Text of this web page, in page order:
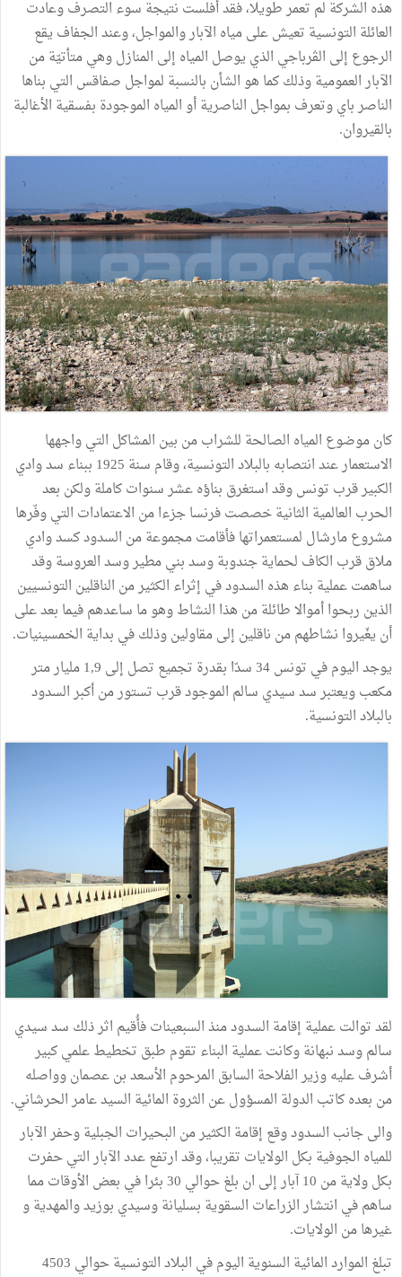
هذه الشركة لم تعمر طويلا، فقد أفلست نتيجة سوء التصرف وعادت
العائلة التونسية تعيش على مياه الآبار والمواجل، وعند الجفاف يقع
الرجوع إلى الڤرباجي الذي يوصل المياه إلى المنازل وهي متأتيّة من
الآبار العمومية وذلك كما هو الشأن بالنسبة لمواجل صفاقس التي بناها
الناصر باي وتعرف بمواجل الناصرية أو المياه الموجودة بفسقية الأغالبة
بالقيروان.
كان موضوع المياه الصالحة للشراب من بين المشاكل التي واجهها
الاستعمار عند انتصابه بالبلاد التونسية، وقام سنة 1925 ببناء سد وادي
الكبير قرب تونس وقد استغرق بناؤه عشر سنوات كاملة ولكن بعد
الحرب العالمية الثانية خصصت فرنسا جزءا من الاعتمادات التي وفّرها
مشروع مارشال لمستعمراتها فأقامت مجموعة من السدود كسد وادي
ملاق قرب الكاف لحماية جندوبة وسد بني مطير وسد العروسة وقد
ساهمت عملية بناء هذه السدود في إثراء الكثير من الناقلين التونسيين
الذين ربحوا أموالا طائلة من هذا النشاط وهو ما ساعدهم فيما بعد على
أن يغّيروا نشاطهم من ناقلين إلى مقاولين وذلك في بداية الخمسينيات.
يوجد اليوم في تونس 34 سدّا بقدرة تجميع تصل إلى 1,9 مليار متر
مكعب ويعتبر سد سيدي سالم الموجود قرب تستور من أكبر السدود
بالبلاد التونسية.
لقد توالت عملية إقامة السدود منذ السبعينات فأُقيم اثر ذلك سد سيدي
سالم وسد نبهانة وكانت عملية البناء تقوم طبق تخطيط علمي كبير
أشرف عليه وزير الفلاحة السابق المرحوم الأسعد بن عصمان وواصله
من بعده كاتب الدولة المسؤول عن الثروة المائية السيد عامر الحرشاني.
والى جانب السدود وقع إقامة الكثير من البحيرات الجبلية وحفر الآبار
للمياه الجوفية بكل الولايات تقريبا، وقد ارتفع عدد الآبار التي حفرت
بكل ولاية من 10 آبار إلى ان بلغ حوالي 30 بئرا في بعض الأوقات مما
ساهم في انتشار الزراعات السقوية بسليانة وسيدي بوزيد والمهدية و
غيرها من الولايات.
تبلغ الموارد المائية السنوية اليوم في البلاد التونسية حوالي 4503